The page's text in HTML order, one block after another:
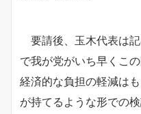
要請後、玉木代表は
で我が党がいち早くこ
経済的な負担の軽減は
が持てるような形での